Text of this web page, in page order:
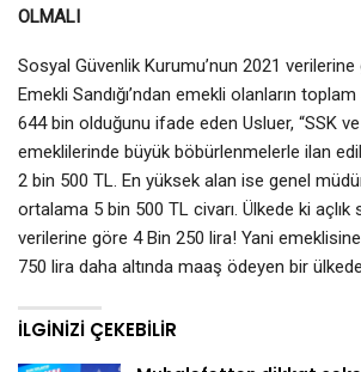
OLMALI
Sosyal Güvenlik Kurumu’nun 2021 verilerine
Emekli Sandığı’ndan emekli olanların toplam
644 bin olduğunu ifade eden Usluer, “SSK
emeklilerinde büyük böbürlenmelerle ilan
2 bin 500 TL. En yüksek alan ise genel
ortalama 5 bin 500 TL civarı. Ülkede ki açlık
verilerine göre 4 Bin 250 lira! Yani emeklisine
750 lira daha altında maaş ödeyen bir
İLGINIZI ÇEKEBILIR